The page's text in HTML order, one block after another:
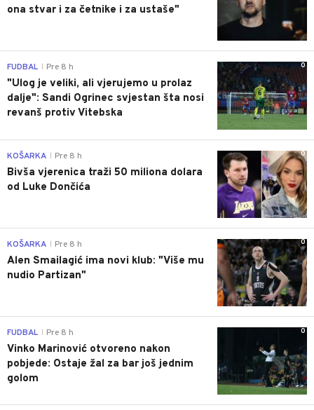
ona stvar i za četnike i za ustaše"
0
FUDBAL Pre 8 h
"Ulog je veliki, ali vjerujemo u prolaz
dalje": Sandi Ogrinec svjestan šta nosi
revanš protiv Vitebska
0
KOŠARKA Pre 8 h
Bivša vjerenica traži 50 miliona dolara
od Luke Dončića
0
KOŠARKA Pre 8 h
Alen Smailagić ima novi klub: "Više mu
nudio Partizan"
0
FUDBAL Pre 8 h
Vinko Marinović otvoreno nakon
pobjede: Ostaje žal za bar još jednim
golom